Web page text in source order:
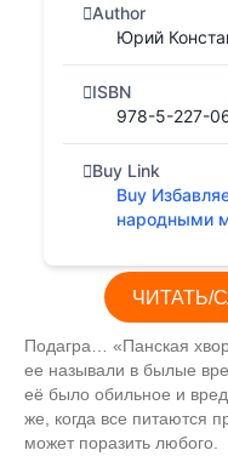
Author
Юрий
ISBN
978-5-227-
Buy Link
Buy
народными
ЧИТАТЬ/
Подагра… «Панская
ее называли в былые
её было обильное и
же, когда все питаются
может поразить любого.